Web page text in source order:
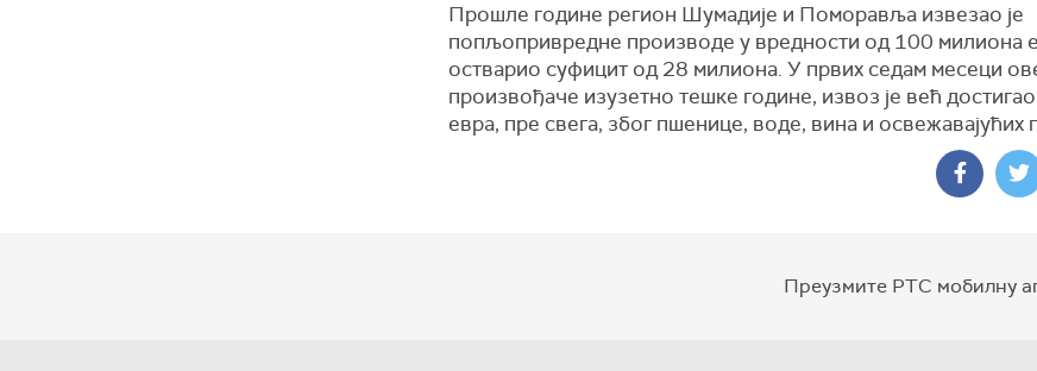
Прошле године регион Шумадије и Поморавља извезао је
попљопривредне производе у вредности од 100 милиона
остварио суфицит од 28 милиона. У првих седам месеци
произвођаче изузетно тешке године, извоз је већ
евра, пре свега, због пшенице, воде, вина и освежавајућих
Преузмите РТС мобилну